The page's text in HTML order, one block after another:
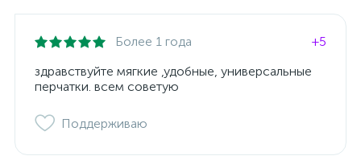
Более 1 года
+5
здравствуйте мягкие ,удобные, универсальные
перчатки. всем советую
Поддерживаю